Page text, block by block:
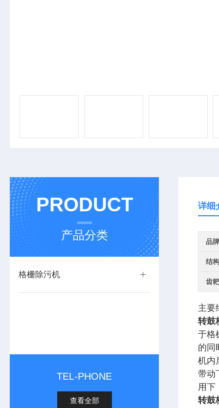
PRODUCT
产品分类
格栅除污机
TEL-PHONE
查看全部
详细
品牌
结
齿
主要
转鼓
于格
的同
机内
带动
用下
转鼓